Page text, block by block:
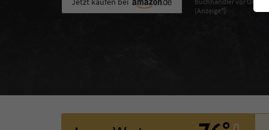
(Anzeige*)